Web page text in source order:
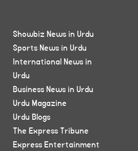
Showbiz News in Urdu
Sports News in Urdu
International News in
Urdu
Business News in Urdu
Urdu Magazine
Urdu Blogs
The Express Tribune
Express Entertainment